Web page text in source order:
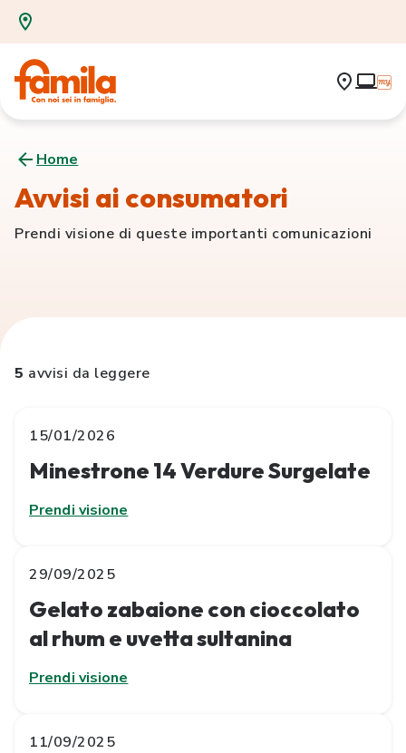
Home
Avvisi ai consumatori
Prendi visione di queste importanti comunicazioni
5 avvisi da leggere
15/01/2026
Minestrone 14 Verdure Surgelate
Prendi visione
29/09/2025
Gelato zabaione con cioccolato
al rhum e uvetta sultanina
Prendi visione
11/09/2025